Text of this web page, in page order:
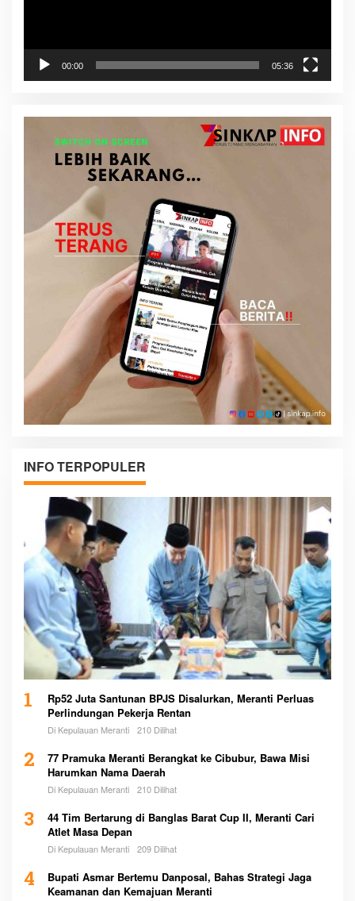
00:00 05:36
INFO TERPOPULER
1
Rp52 Juta Santunan BPJS Disalurkan, Meranti Perluas
Perlindungan Pekerja Rentan
Di Kepulauan Meranti 210 Dilihat
2
77 Pramuka Meranti Berangkat ke Cibubur, Bawa Misi
Harumkan Nama Daerah
Di Kepulauan Meranti 210 Dilihat
3
44 Tim Bertarung di Banglas Barat Cup II, Meranti Cari
Atlet Masa Depan
Di Kepulauan Meranti 209 Dilihat
4
Bupati Asmar Bertemu Danposal, Bahas Strategi Jaga
Keamanan dan Kemajuan Meranti